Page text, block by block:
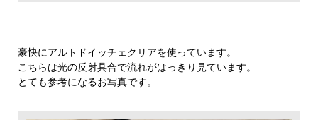
豪快にアルトドイッチェクリアを使っています。
こちらは光の反射具合で流れがはっきり見ています。
とても参考になるお写真です。